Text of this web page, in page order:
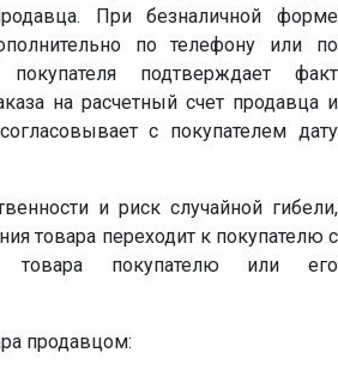
При безналичной форме
по телефону или по
покупателя подтверждает факт
на расчетный счет продавца и
с покупателем дату
и риск случайной гибели,
товара переходит к покупателю с
товара покупателю или его
продавцом: